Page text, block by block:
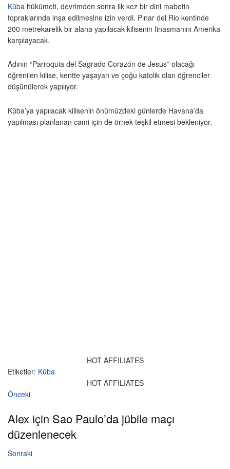
Küba hükümeti, devrimden sonra ilk kez bir dini mabetin
topraklarında inşa edilmesine izin verdi. Pınar del Rio kentinde
200 metrekarelik bir alana yapılacak kilisenin finasmanını Amerika
karşılayacak.
Adının “Parroquia del Sagrado Corazón de Jesus” olacağı
öğrenilen kilise, kentte yaşayan ve çoğu katolik olan öğrenciler
düşünülerek yapılıyor.
Küba’ya yapılacak kilisenin önümüzdeki günlerde Havana’da
yapılması planlanan cami için de örnek teşkil etmesi bekleniyor.
HOT AFFILIATES
Etiketler: Küba
HOT AFFILIATES
Önceki
Alex için Sao Paulo’da jübile maçı
düzenlenecek
Sonraki